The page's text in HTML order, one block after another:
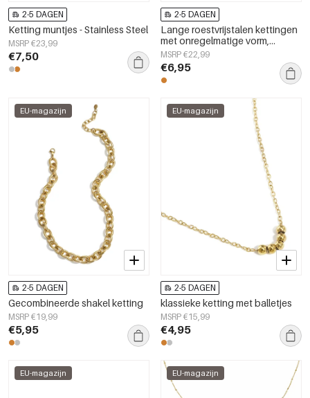
2-5 DAGEN
Ketting muntjes - Stainless Steel
MSRP €23,99
€7,50
2-5 DAGEN
Lange roestvrijstalen kettingen
met onregelmatige vorm,
eenvoudige, alledaagse serie,
damessieraden
MSRP €22,99
€6,95
EU-magazijn
2-5 DAGEN
Gecombineerde shakel ketting
MSRP €19,99
€5,95
EU-magazijn
2-5 DAGEN
klassieke ketting met balletjes
MSRP €15,99
€4,95
EU-magazijn EU-magazijn